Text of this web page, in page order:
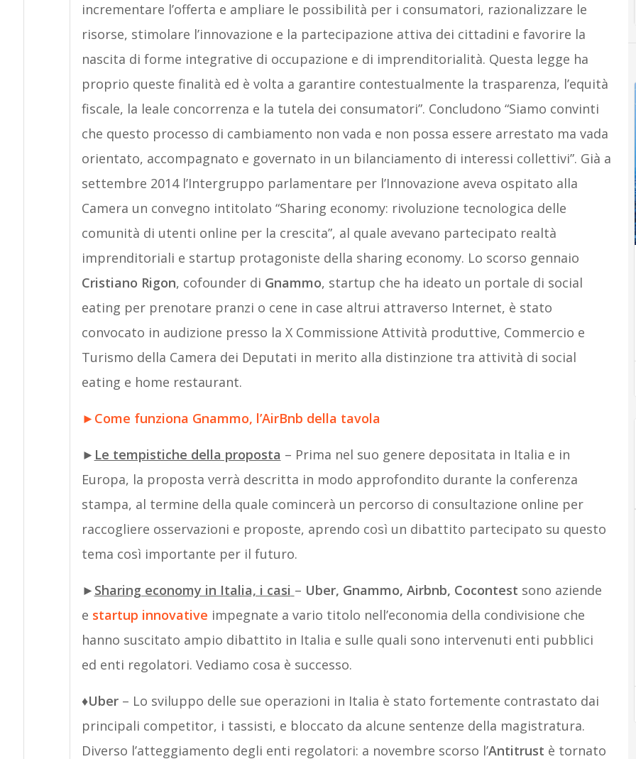
incrementare l’offerta e ampliare le possibilità per i consumatori, razionalizzare le
risorse, stimolare l’innovazione e la partecipazione attiva dei cittadini e favorire la
nascita di forme integrative di occupazione e di imprenditorialità. Questa legge ha
proprio queste finalità ed è volta a garantire contestualmente la trasparenza, l’equità
fiscale, la leale concorrenza e la tutela dei consumatori”. Concludono “Siamo convinti
che questo processo di cambiamento non vada e non possa essere arrestato ma vada
orientato, accompagnato e governato in un bilanciamento di interessi collettivi”. Già a
settembre 2014 l’Intergruppo parlamentare per l’Innovazione aveva ospitato alla
Camera un convegno intitolato “Sharing economy: rivoluzione tecnologica delle
comunità di utenti online per la crescita”, al quale avevano partecipato realtà
imprenditoriali e startup protagoniste della sharing economy. Lo scorso gennaio
Cristiano Rigon, cofounder di Gnammo, startup che ha ideato un portale di social
eating per prenotare pranzi o cene in case altrui attraverso Internet, è stato
convocato in audizione presso la X Commissione Attività produttive, Commercio e
Turismo della Camera dei Deputati in merito alla distinzione tra attività di social
eating e home restaurant.
► Come funziona Gnammo, l’AirBnb della tavola
► Le tempistiche della proposta – Prima nel suo genere depositata in Italia e in
Europa, la proposta verrà descritta in modo approfondito durante la conferenza
stampa, al termine della quale comincerà un percorso di consultazione online per
raccogliere osservazioni e proposte, aprendo così un dibattito partecipato su questo
tema così importante per il futuro.
► Sharing economy in Italia, i casi – Uber, Gnammo, Airbnb, Cocontest sono aziende
e startup innovative impegnate a vario titolo nell’economia della condivisione che
hanno suscitato ampio dibattito in Italia e sulle quali sono intervenuti enti pubblici
ed enti regolatori. Vediamo cosa è successo.
♦Uber– Lo sviluppo delle sue operazioni in Italia è stato fortemente contrastato dai
principali competitor, i tassisti, e bloccato da alcune sentenze della magistratura.
Diverso l’atteggiamento degli enti regolatori: a novembre scorso l’Antitrust è tornato